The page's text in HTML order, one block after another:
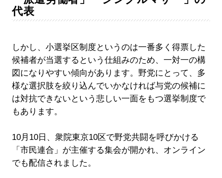
代表
しかし、小選挙区制度というのは一番多く得票した
候補者が当選するという仕組みのため、一対一の構
図になりやすい傾向があります。野党にとって、多
様な選択肢を絞り込んでいかなければ与党の候補に
は対抗できないという悲しい一面をもつ選挙制度で
もあります。
10月10日、衆院東京10区で野党共闘を呼びかける
「市民連合」が主催する集会が開かれ、オンライン
でも配信されました。